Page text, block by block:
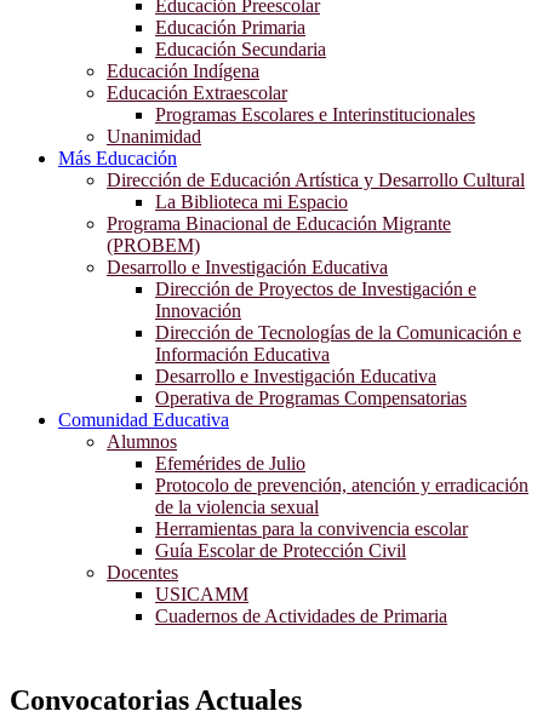
Educación Preescolar
Educación Primaria
Educación Secundaria
Educación Indígena
Educación Extraescolar
Programas Escolares e Interinstitucionales
Unanimidad
Más Educación
Dirección de Educación Artística y Desarrollo Cultural
La Biblioteca mi Espacio
Programa Binacional de Educación Migrante
(PROBEM)
Desarrollo e Investigación Educativa
Dirección de Proyectos de Investigación e
Innovación
Dirección de Tecnologías de la Comunicación e
Información Educativa
Desarrollo e Investigación Educativa
Operativa de Programas Compensatorias
Comunidad Educativa
Alumnos
Efemérides de Julio
Protocolo de prevención, atención y erradicación
de la violencia sexual
Herramientas para la convivencia escolar
Guía Escolar de Protección Civil
Docentes
USICAMM
Cuadernos de Actividades de Primaria
Convocatorias Actuales